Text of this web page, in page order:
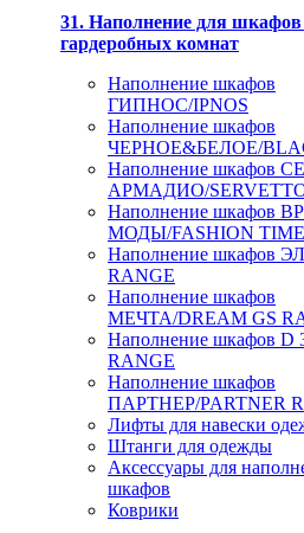
31. Наполнение для
гардеробных комнат
Наполнение шкафов
ГИПНОС/IPNOS
Наполнение шкафов
ЧЕРНОЕ&БЕЛОЕ/
Наполнение шкафов
АРМАДИО/
Наполнение шкафов
МОДЫ/FASHION TIME
Наполнение шкафов
RANGE
Наполнение шкафов
МЕЧТА/DREAM GS
Наполнение шкафов D
RANGE
Наполнение шкафов
ПАРТНЕР/PARTNER
Лифты для навески
Штанги для одежды
Аксессуары для
шкафов
Коврики